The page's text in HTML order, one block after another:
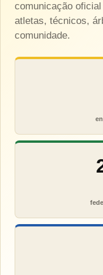
comunicação
atletas, técnicos,
comunidade.